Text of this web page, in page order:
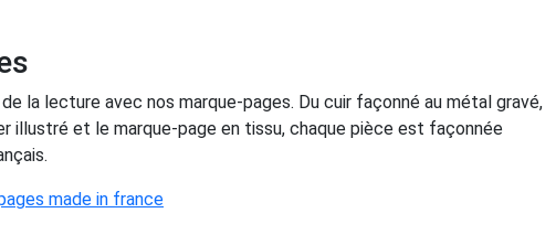
la lecture avec nos marque-pages. Du cuir façonné au métal gravé,
illustré et le marque-page en tissu, chaque pièce est façonnée
made in france